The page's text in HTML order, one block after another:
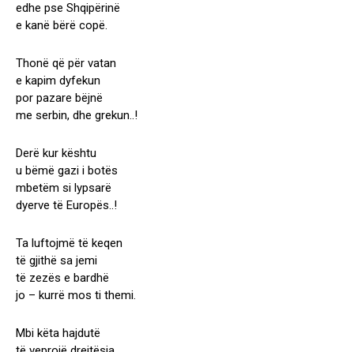
edhe pse Shqipërinë
e kanë bërë copë.
Thonë që për vatan
e kapim dyfekun
por pazare bëjnë
me serbin, dhe grekun..!
Derë kur kështu
u bëmë gazi i botës
mbetëm si lypsarë
dyerve të Europës..!
Ta luftojmë të keqen
të gjithë sa jemi
të zezës e bardhë
jo – kurrë mos ti themi.
Mbi këta hajdutë